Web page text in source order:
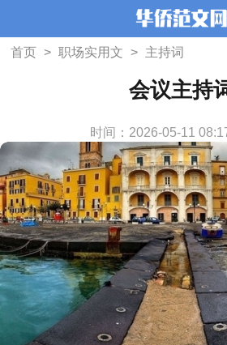
首页 > 职场实用文 > 主持词
会议主持
时间：2026-05-11